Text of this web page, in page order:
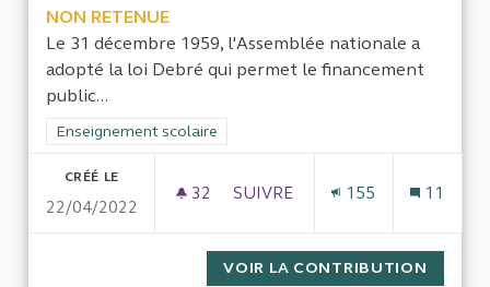
NON RETENUE
Le 31 décembre 1959, l'Assemblée nationale a
adopté la loi Debré qui permet le financement
public...
Filtrer les résultats de la catégorie : Enseignement scolaire
Enseignement scolaire
CRÉÉ LE
22/04/2022
32 32 ABONNÉS
SUIVRE
155 11
VOIR LA CONTRIBUTION